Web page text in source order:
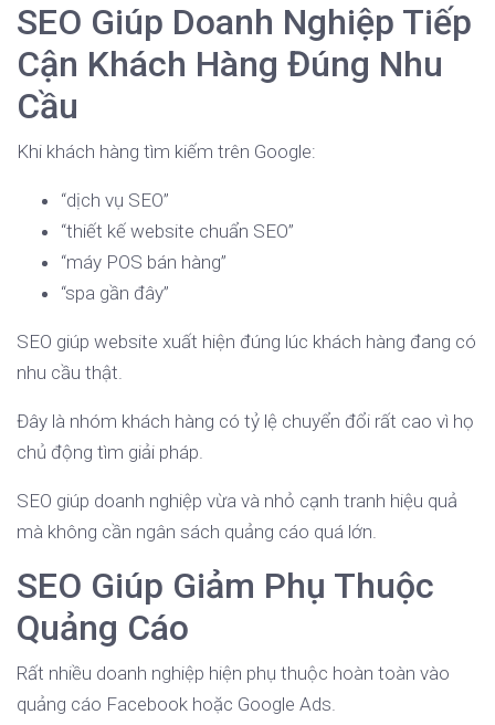
SEO Giúp Doanh Nghiệp Tiếp
Cận Khách Hàng Đúng Nhu
Cầu
Khi khách hàng tìm kiếm trên Google:
“dịch vụ SEO”
“thiết kế website chuẩn SEO”
“máy POS bán hàng”
“spa gần đây”
SEO giúp website xuất hiện đúng lúc khách hàng đang có
nhu cầu thật.
Đây là nhóm khách hàng có tỷ lệ chuyển đổi rất cao vì họ
chủ động tìm giải pháp.
SEO giúp doanh nghiệp vừa và nhỏ cạnh tranh hiệu quả
mà không cần ngân sách quảng cáo quá lớn.
SEO Giúp Giảm Phụ Thuộc
Quảng Cáo
Rất nhiều doanh nghiệp hiện phụ thuộc hoàn toàn vào
quảng cáo Facebook hoặc Google Ads.